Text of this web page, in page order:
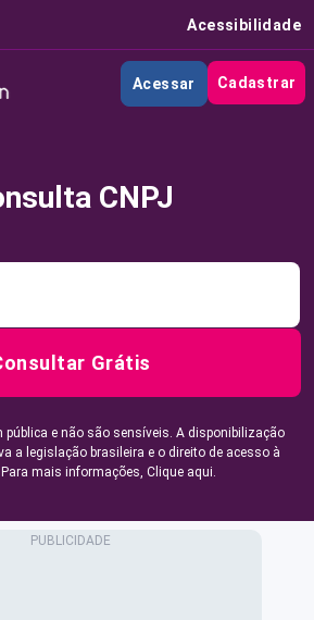
Acessibilidade
Acessar Cadastrar
CNPJ
Grátis
pública e não são sensíveis. A disponibilização
a legislação brasileira e o direito de acesso à
mais informações, Clique aqui.